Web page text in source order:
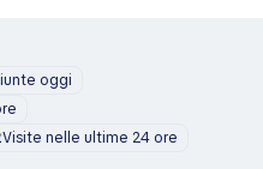
oggi
Visite nelle ultime 24 ore